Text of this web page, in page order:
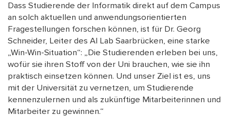
Dass Studierende der Informatik direkt auf dem Campus
an solch aktuellen und anwendungsorientierten
Fragestellungen forschen können, ist für Dr. Georg
Schneider, Leiter des AI Lab Saarbrücken, eine starke
„Win-Win-Situation“: „Die Studierenden erleben bei uns,
wofür sie ihren Stoff von der Uni brauchen, wie sie ihn
praktisch einsetzen können. Und unser Ziel ist es, uns
mit der Universität zu vernetzen, um Studierende
kennenzulernen und als zukünftige Mitarbeiterinnen und
Mitarbeiter zu gewinnen.“